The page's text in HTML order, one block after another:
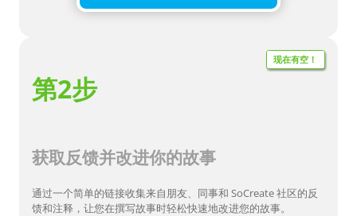
第2步
现在有空！
获取反馈并改进你的故事
通过一个简单的链接收集来自朋友、同事和 SoCreate 社区的反
馈和注释，让您在撰写故事时轻松快速地改进您的故事。